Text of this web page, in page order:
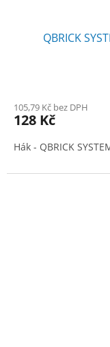
QBRICK
105,79 Kč bez DPH
128 Kč
Hák - QBRICK